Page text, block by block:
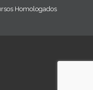
Homologados